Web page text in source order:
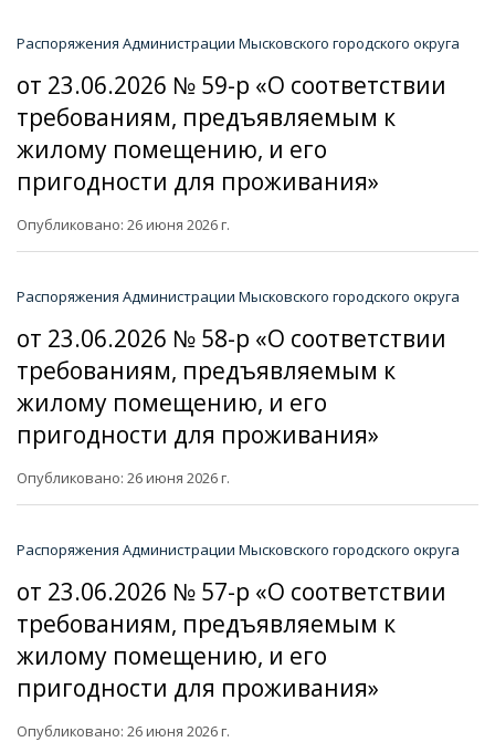
Распоряжения Администрации Мысковского городского округа
от 23.06.2026 № 59-р «О соответствии
требованиям, предъявляемым к
жилому помещению, и его
пригодности для проживания»
Опубликовано: 26 июня 2026 г.
Распоряжения Администрации Мысковского городского округа
от 23.06.2026 № 58-р «О соответствии
требованиям, предъявляемым к
жилому помещению, и его
пригодности для проживания»
Опубликовано: 26 июня 2026 г.
Распоряжения Администрации Мысковского городского округа
от 23.06.2026 № 57-р «О соответствии
требованиям, предъявляемым к
жилому помещению, и его
пригодности для проживания»
Опубликовано: 26 июня 2026 г.